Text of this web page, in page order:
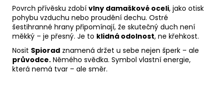
Povrch přívěsku zdobí vlny damaškové oceli, jako otisk
pohybu vzduchu nebo proudění dechu. Ostré
šestihranné hrany připomínají, že skutečný duch není
měkký – je přesný. Je to klidná odolnost, ne křehkost.
Nosit Spiorad znamená držet u sebe nejen šperk – ale
průvodce. Němého svědka. Symbol vlastní energie,
která nemá tvar – ale směr.